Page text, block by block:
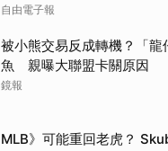
自由電子報
被小熊交易反成轉機？「龍
魚 親曝大聯盟卡關原因
鏡報
MLB》可能重回老虎？